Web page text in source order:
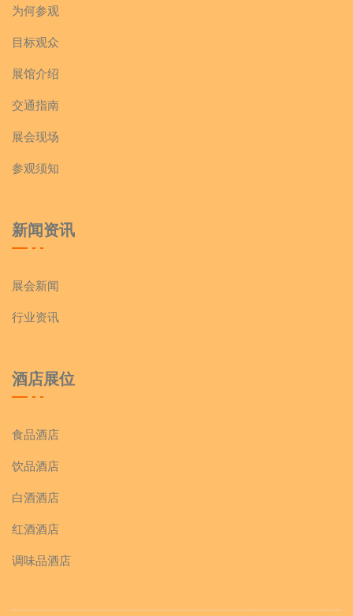
为何参观
目标观众
展馆介绍
交通指南
展会现场
参观须知
新闻资讯
展会新闻
行业资讯
酒店展位
食品酒店
饮品酒店
白酒酒店
红酒酒店
调味品酒店